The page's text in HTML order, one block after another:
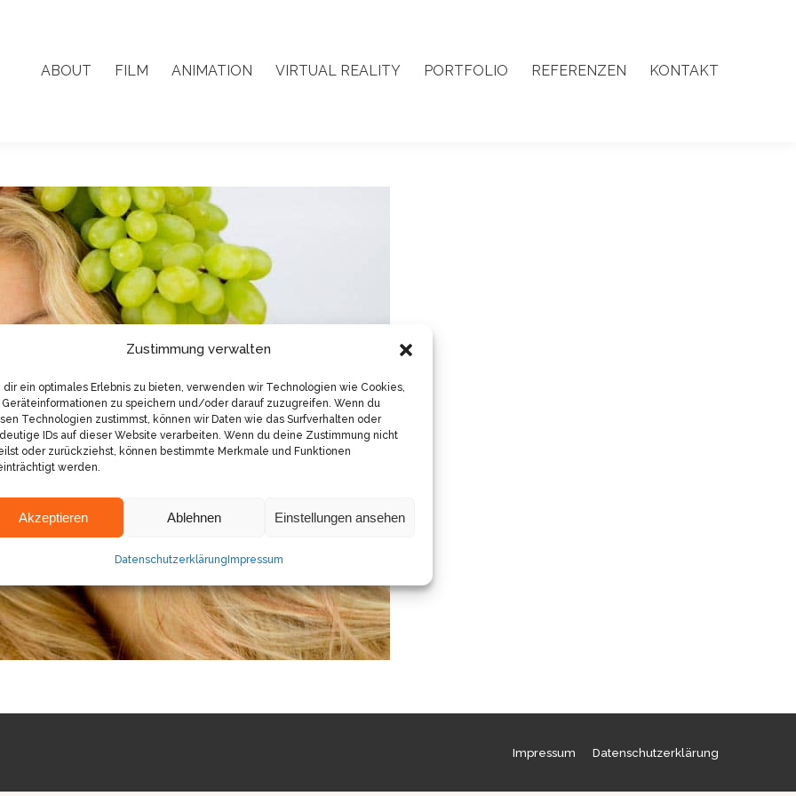
Zustimmung verwalten
dir ein optimales Erlebnis zu bieten, verwenden wir Technologien wie Cookies,
Geräteinformationen zu speichern und/oder darauf zuzugreifen. Wenn du
Technologien zustimmst, können wir Daten wie das Surfverhalten oder
IDs auf dieser Website verarbeiten. Wenn du deine Zustimmung nicht
oder zurückziehst, können bestimmte Merkmale und Funktionen
werden.
Akzeptieren Ablehnen Einstellungen ansehen
Datenschutzerklärung Impressum
ABOUT FILM ANIMATION VIRTUAL REALITY PORTFOLIO REFERENZEN KONTAKT
Impressum Datenschutzerklärung